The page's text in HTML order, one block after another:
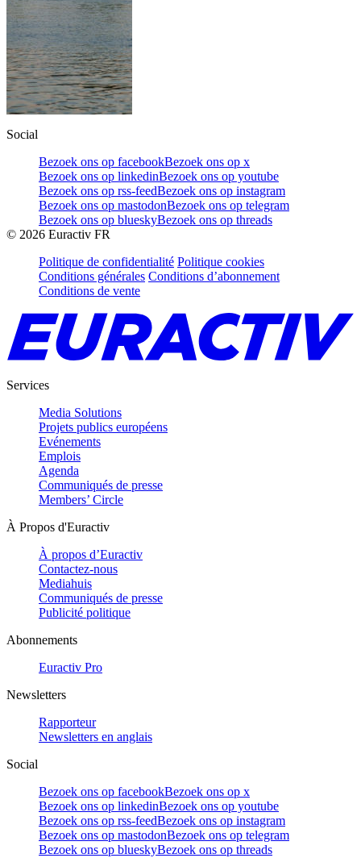
Social
Bezoek ons op facebookBezoek ons op x
Bezoek ons op linkedinBezoek ons op youtube
Bezoek ons op rss-feedBezoek ons op instagram
Bezoek ons op mastodonBezoek ons op telegram
Bezoek ons op blueskyBezoek ons op threads
© 2026 Euractiv FR
Politique de confidentialité Politique cookies
Conditions générales Conditions d’abonnement
Conditions de vente
Services
Media Solutions
Projets publics européens
Evénements
Emplois
Agenda
Communiqués de presse
Members’ Circle
À Propos d'Euractiv
À propos d’Euractiv
Contactez-nous
Mediahuis
Communiqués de presse
Publicité politique
Abonnements
Euractiv Pro
Newsletters
Rapporteur
Newsletters en anglais
Social
Bezoek ons op facebookBezoek ons op x
Bezoek ons op linkedinBezoek ons op youtube
Bezoek ons op rss-feedBezoek ons op instagram
Bezoek ons op mastodonBezoek ons op telegram
Bezoek ons op blueskyBezoek ons op threads